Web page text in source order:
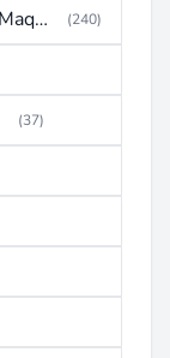
Maquinaria de Construcción (Maquinaria Pesada) (240)
(37)